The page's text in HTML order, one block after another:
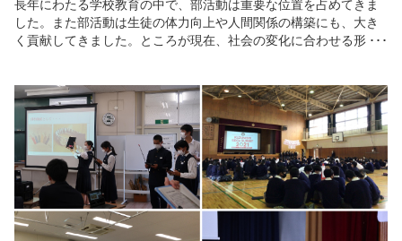
長年にわたる学校教育の中で、部活動は重要な位置を占めてきま
した。また部活動は生徒の体力向上や人間関係の構築にも、大き
く貢献してきました。ところが現在、社会の変化に合わせる形
推進が始まり、今後さらに取り組みが進むことが予測されます。
具体的には、部活動の地域移行や、教員の働き方改革が行われる
ことになりますが、こうした取り組みが教育現場にどのような変
化をもたらすのでしょうか。部活動改革の概要のほか、先行的に
部活動の地域移行に取り組んでいる地域部活動推進事業モデル校
の事例も含めてご紹介します。